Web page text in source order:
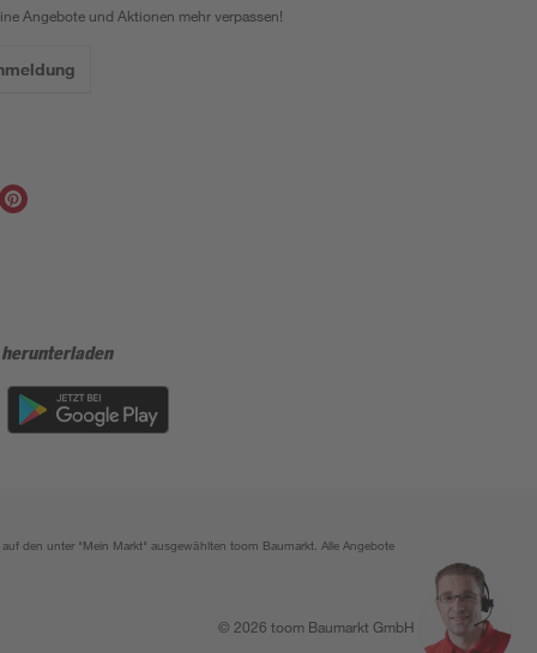
Angebote und Aktionen mehr verpassen!
den unter "Mein Markt" ausgewählten toom Baumarkt. Alle Angebote
© 2026 toom Baumarkt GmbH